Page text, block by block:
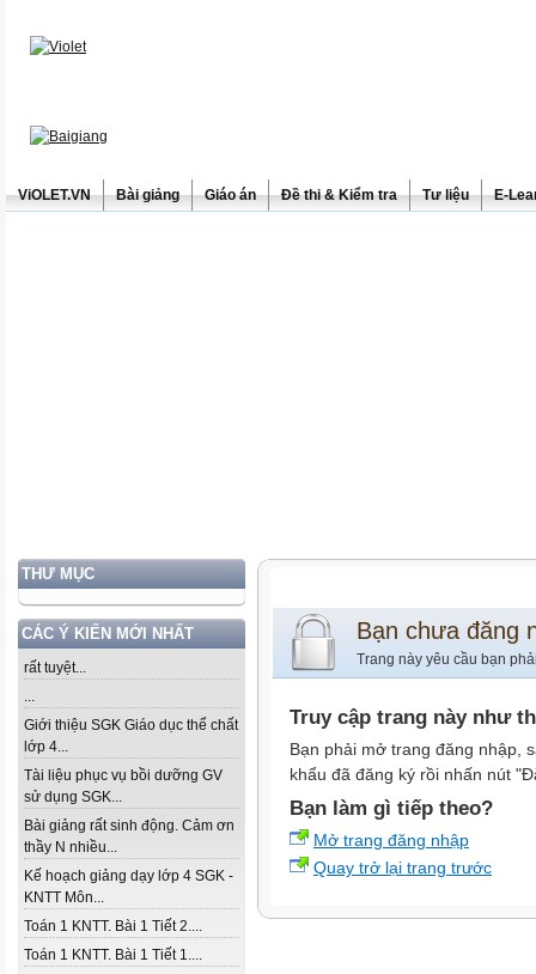
ViOLET.VN Bài giảng Giáo án Đề thi & Kiểm tra Tư liệu E-
THƯ MỤC
CÁC Ý KIẾN MỚI NHẤT
rất tuyệt...
...
Giới thiệu SGK Giáo dục thể chất
lớp 4...
Tài liệu phục vụ bồi dưỡng GV
sử dụng SGK...
Bài giảng rất sinh động. Cảm ơn
thầy N nhiều...
Kế hoạch giảng dạy lớp 4 SGK -
KNTT Môn...
Toán 1 KNTT. Bài 1 Tiết 2....
Toán 1 KNTT. Bài 1 Tiết 1....
Bạn chưa đăng
Trang này yêu cầu bạn
Truy cập trang này như
Bạn phải mở trang đăng nhập,
khẩu đã đăng ký rồi nhấn nút
Bạn làm gì tiếp theo?
Mở trang đăng nhập
Quay trở lại trang trước